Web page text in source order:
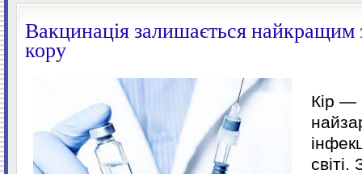
Вакцинація залишається найкращим
кору
Кір —